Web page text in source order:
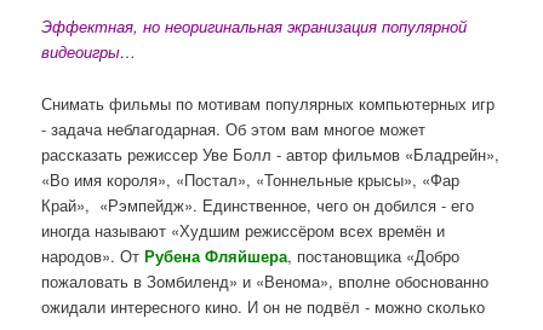
Эффектная, но неоригинальная экранизация популярной
видеоигры…
Снимать фильмы по мотивам популярных компьютерных игр
- задача неблагодарная. Об этом вам многое может
рассказать режиссер Уве Болл - автор фильмов «Бладрейн»,
«Во имя короля», «Постал», «Тоннельные крысы», «Фар
Край», «Рэмпейдж». Единственное, чего он добился - его
иногда называют «Худшим режиссёром всех времён и
народов». ОтРубена Фляйшера, постановщика «Добро
пожаловать в Зомбиленд» и «Венома», вполне обоснованно
ожидали интересного кино. И он не подвёл - можно сколько